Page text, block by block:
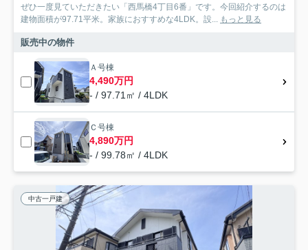
ぜひ一度見ていただきたい「西馬橋4丁目6番」です。今回紹介するのは
建物面積が97.71平米。家族におすすめな4LDK。設... もっと見る
販売中の物件
Ａ号棟
4,490万円
- / 97.71㎡ / 4LDK
Ｃ号棟
4,890万円
- / 99.78㎡ / 4LDK
中古一戸建